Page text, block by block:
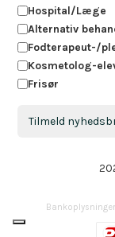
Hospital/Læge
Alternativ
Fodterapeut-/
Kosmetolog-
Frisør
Tilmeld